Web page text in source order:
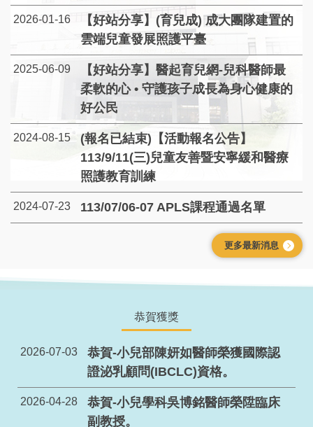
研究成果
聯絡我們
2026-01-16
【好站分享】(育兒成) 成大團隊建置的
雲端兒童發展照護平臺
2025-06-09
【好站分享】醫起育兒網-兒科醫師最
柔軟的心 • 守護孩子成長為身心健康的
好公民
2024-08-15
(報名已結束)【活動報名公告】
113/9/11(三)兒童友善暨安寧緩和醫療
照護教育訓練
2024-07-23 113/07/06-07 APLS課程通過名單
更多最新消息
恭賀獲獎
2026-07-03
恭賀-小兒部陳妍如醫師榮獲國際認
證泌乳顧問(IBCLC)資格。
2026-04-28
恭賀-小兒學科吳博銘醫師榮陞臨床
副教授。